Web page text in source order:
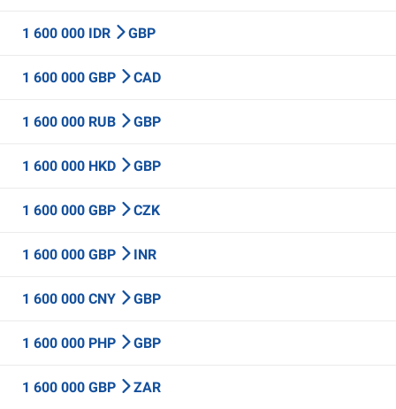
1 600 000 IDR GBP
1 600 000 GBP CAD
1 600 000 RUB GBP
1 600 000 HKD GBP
1 600 000 GBP CZK
1 600 000 GBP INR
1 600 000 CNY GBP
1 600 000 PHP GBP
1 600 000 GBP ZAR